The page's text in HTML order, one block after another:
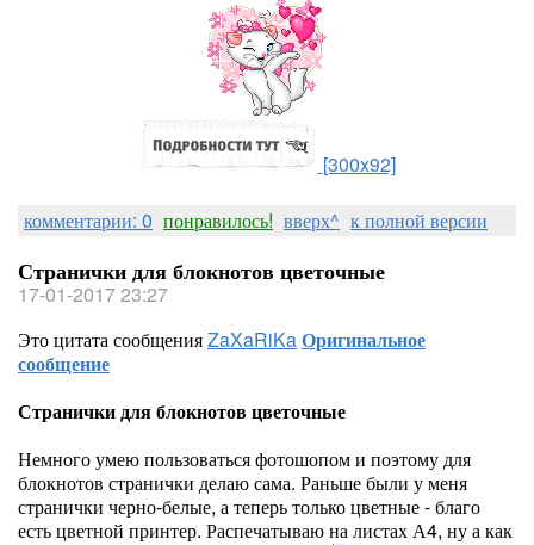
[300x92]
комментарии: 0 понравилось! вверх^ к полной версии
Странички для блокнотов цветочные
17-01-2017 23:27
Это цитата сообщенияZaXaRiKaОригинальное
сообщение
Странички для блокнотов цветочные
Немного умею пользоваться фотошопом и поэтому для
блокнотов странички делаю сама. Раньше были у меня
странички черно-белые, а теперь только цветные - благо
есть цветной принтер. Распечатываю на листах А4, ну а как